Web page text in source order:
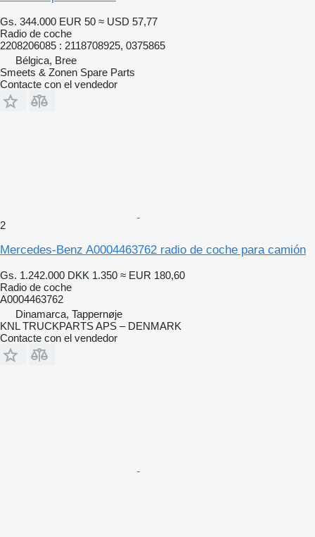
Gs. 344.000 EUR 50 ≈ USD 57,77
Radio de coche
2208206085 : 2118708925, 0375865
Bélgica, Bree
Smeets & Zonen Spare Parts
Contacte con el vendedor
2
Mercedes-Benz A0004463762 radio de coche para camión
Gs. 1.242.000 DKK 1.350 ≈ EUR 180,60
Radio de coche
A0004463762
Dinamarca, Tappernøje
KNL TRUCKPARTS APS – DENMARK
Contacte con el vendedor